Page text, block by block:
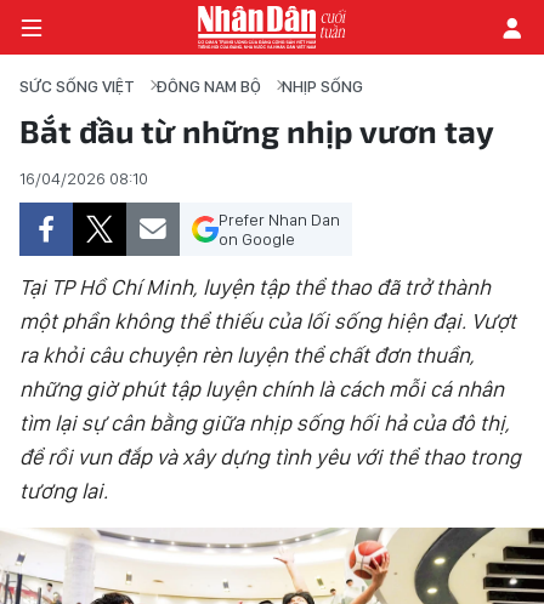
THỜI SỰ - CHÍNH TRỊ
E-MAGAZINE
GÓC NHÌN KINH TẾ
CHUYÊN ĐỀ
ĐỜI SỐNG XÃ HỘI
HỒN VIỆT
SỨC SỐNG VIỆT ĐÔNG NAM BỘ NHỊP SỐNG
Bắt đầu từ những nhịp vươn tay
16/04/2026 08:10
Prefer Nhan Dan
on Google
Tại TP Hồ Chí Minh, luyện tập thể thao đã trở thành
một phần không thể thiếu của lối sống hiện đại. Vượt
ra khỏi câu chuyện rèn luyện thể chất đơn thuần,
những giờ phút tập luyện chính là cách mỗi cá nhân
tìm lại sự cân bằng giữa nhịp sống hối hả của đô thị,
để rồi vun đắp và xây dựng tình yêu với thể thao trong
tương lai.